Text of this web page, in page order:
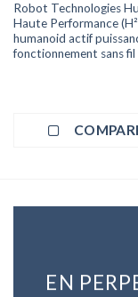
Robot Technologies
Haute Performance
humanoid actif
fonctionnement sans fil
EN